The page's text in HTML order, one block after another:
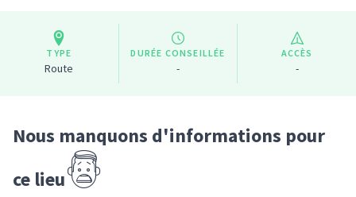
TYPE
Route
DURÉE CONSEILLÉE
-
ACCÈS
-
Nous manquons d'informations pour
ce lieu